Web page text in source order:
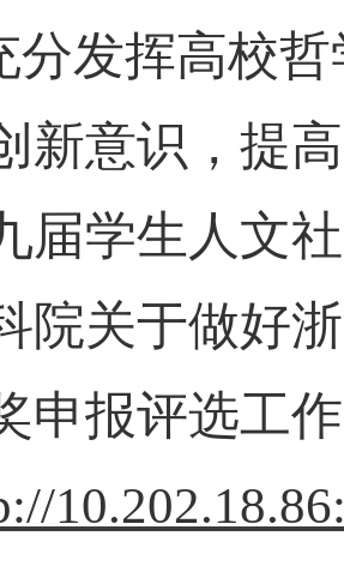
发挥高校哲
新意识，提
届学生人文
院关于做好
申报评选工